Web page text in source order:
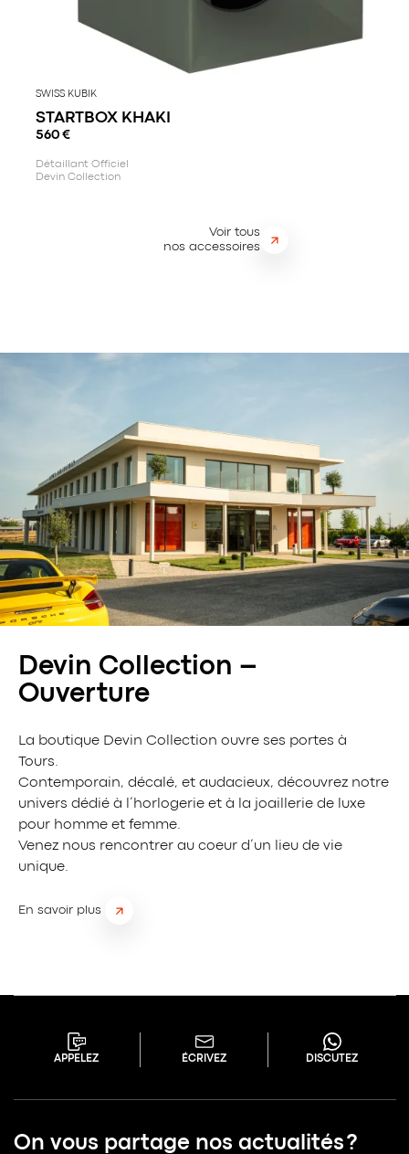
SWISS KUBIK
STARTBOX KHAKI
560 €
Détaillant Officiel
Devin Collection
Voir tous
nos accessoires
Devin Collection –
Ouverture
La boutique Devin Collection ouvre ses portes à
Tours.
Contemporain, décalé, et audacieux, découvrez notre
univers dédié à l’horlogerie et à la joaillerie de luxe
pour homme et femme.
Venez nous rencontrer au coeur d’un lieu de vie
unique.
En savoir plus
APPELEZ ÉCRIVEZ DISCUTEZ
On vous partage nos actualités ?